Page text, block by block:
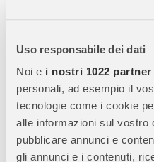
Uso responsabile dei dati
Noi e i nostri 1022 partner
personali, ad esempio il
tecnologie come i cookie
alle informazioni sul vostro
pubblicare annunci e
gli annunci e i contenuti,
miniatura realistica di cavallo
Horse Club. Perfetta per
di equitazione, questa figura
e creatività.
Caratteristiche